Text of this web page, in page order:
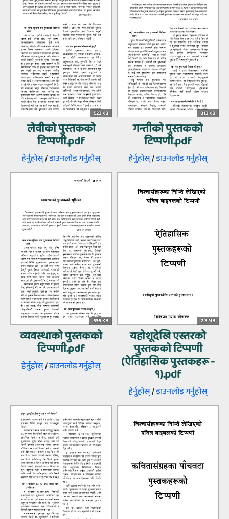
523 KB
लेवीको पुस्तकको
टिप्पणी.pdf
हेर्नुहोस्‌/डाउनलोड गर्नुहोस्‌
813 KB
गन्तीको पुस्तकको
टिप्पणी.pdf
हेर्नुहोस्‌/डाउनलोड गर्नुहोस्‌
536 KB
व्यवस्थाको पुस्तकको
टिप्पणी.pdf
हेर्नुहोस्‌/डाउनलोड गर्नुहोस्‌
2.3 MB
यहोशूदेखि एस्तरको
पुस्तकको टिप्पणी
(ऐतिहासिक पुस्तकहरू -
१).pdf
हेर्नुहोस्‌/डाउनलोड गर्नुहोस्‌